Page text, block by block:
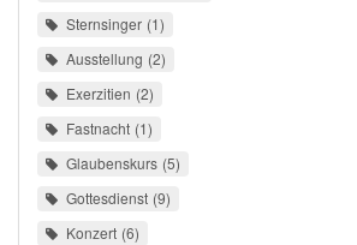
Sternsinger 1
Ausstellung 2
Exerzitien 2
Fastnacht 1
Glaubenskurs 5
Gottesdienst 9
Konzert 6